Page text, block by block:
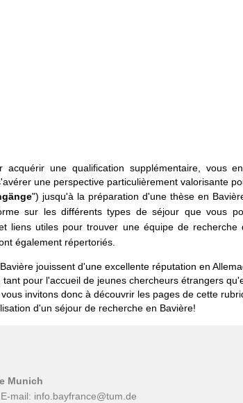
une qualification supplémentaire, vous
une perspective particulièrement valorisante
") jusqu'à la préparation d'une thèse en
sur les différents types de séjour que vous
liens utiles pour trouver une équipe de
également répertoriés.
jouissent d'une excellente réputation en
pour l'accueil de jeunes chercheurs étrangers
invitons donc à découvrir les pages de cette
d'un séjour de recherche en Bavière!
Munich
mail: info.bayfrance@tum.de